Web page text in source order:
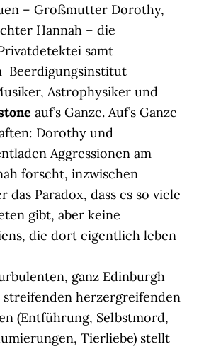
– Großmutter Dorothy,
Hannah – die
samt
Beerdigungsinstitut
Astrophysiker und
auf’s Ganze. Auf’s Ganze
Dorothy und
Aggressionen am
forscht, inzwischen
das Paradox, dass es so viele
gibt, aber keine
die dort eigentlich leben
ganz Edinburgh
herzergreifenden
(Entführung, Selbstmord,
Tierliebe) stellt